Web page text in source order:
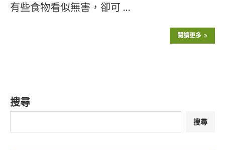
有些食物看似無害，卻可 …
閱讀更多
搜尋
搜尋